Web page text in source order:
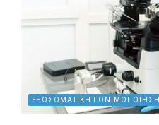
ΕΞΩΣΩΜΑΤΙΚΗ ΓΟΝΙΜΟΠΟΙΗΣΗ